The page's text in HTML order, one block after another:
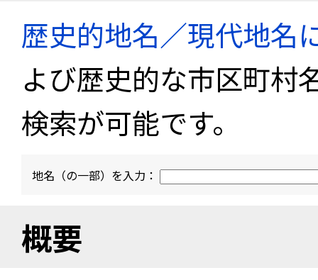
歴史的地名／現代地名
よび歴史的な市区町村
検索が可能です。
地名（の一部）を入力：
概要